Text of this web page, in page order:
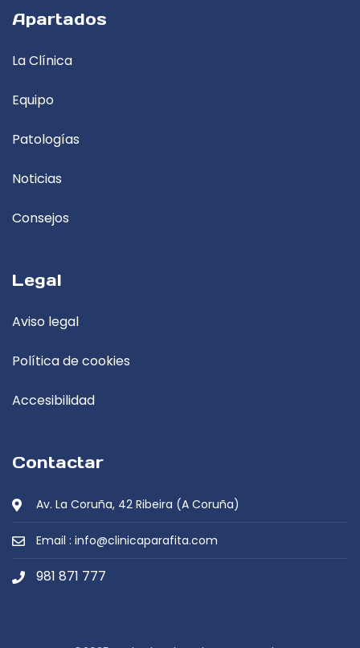
Apartados
La Clínica
Equipo
Patologías
Noticias
Consejos
Legal
Aviso legal
Política de cookies
Accesibilidad
Contactar
Av. La Coruña, 42 Ribeira (A Coruña)
Email : info@clinicaparafita.com
981 871 777